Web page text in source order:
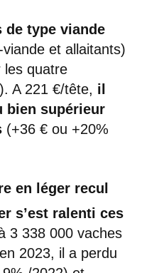
de type viande
et allaitants)
les quatre
A 221 €/tête, il
bien supérieur
(+36 € ou +20%
en léger recul
s’est ralenti ces
3 338 000 vaches
2023, il a perdu